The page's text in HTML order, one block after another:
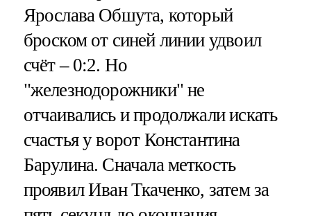
Ярослава Обшута, который
броском от синей линии удвоил
счёт – 0:2. Но
"железнодорожники" не
отчаивались и продолжали искать
счастья у ворот Константина
Барулина. Сначала меткость
проявил Иван Ткаченко, затем за